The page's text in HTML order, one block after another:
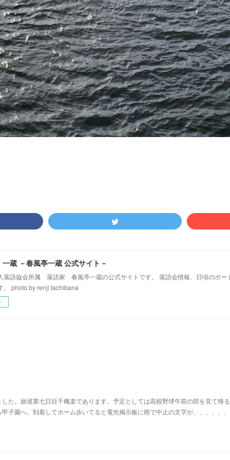
蔵 －春風亭一蔵 公式サイト－
落語協会所属 落語家 春風亭一蔵の公式サイトです。 落語会情報、日頃のボー
。 photo by renji tachibana
た。旅巡業七日目千穐楽であります。予定としては高校野球午前の部を見て帰
子園へ。到着してホーム歩いてると電光掲示板に雨で中止の文字が、、、、、